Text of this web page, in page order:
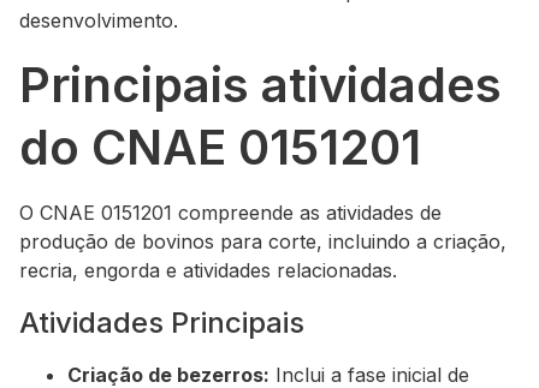
desenvolvimento.
Principais atividades
do CNAE 0151201
O CNAE 0151201 compreende as atividades de
produção de bovinos para corte, incluindo a criação,
recria, engorda e atividades relacionadas.
Atividades Principais
Criação de bezerros: Inclui a fase inicial de